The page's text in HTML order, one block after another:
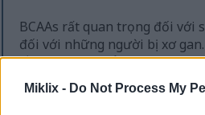
Miklix - Do Not Process My
BCAAs rất quan trọng đối với
đối với những người bị xơ
rằng các chất bổ sung BCAA
ở những bệnh nhân mắc
này phát sinh do rối loạn chức